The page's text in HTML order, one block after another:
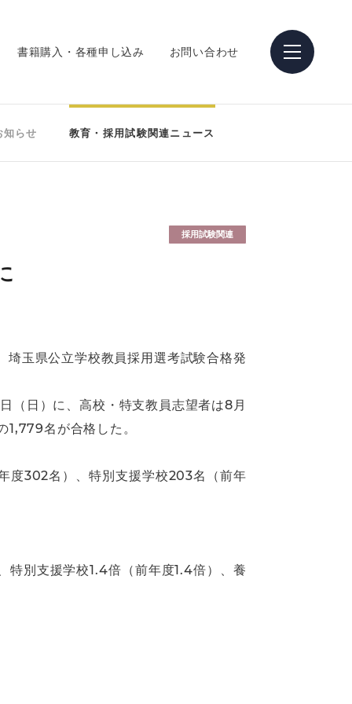
書籍購入・各種申し込み お問い合わせ
知らせ 教育・採用試験関連ニュース
採用試験関連
玉県公立学校教員採用選考試験合格発
（日）に、高校・特支教員志望者は8月
名が合格した。
度302名）、特別支援学校203名（前年
別支援学校1.4倍（前年度1.4倍）、養